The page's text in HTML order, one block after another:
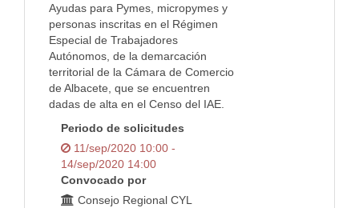
Ayudas para Pymes, micropymes y
personas inscritas en el Régimen
Especial de Trabajadores
Autónomos, de la demarcación
territorial de la Cámara de Comercio
de Albacete, que se encuentren
dadas de alta en el Censo del IAE.
Periodo de solicitudes
11/sep/2020 10:00 -
14/sep/2020 14:00
Convocado por
Consejo Regional CYL